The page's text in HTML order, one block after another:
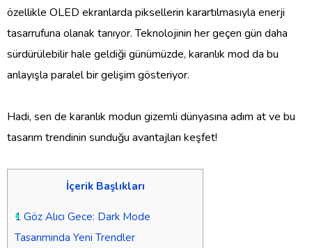
özellikle OLED ekranlarda piksellerin karartılmasıyla enerji
tasarrufuna olanak tanıyor. Teknolojinin her geçen gün daha
sürdürülebilir hale geldiği günümüzde, karanlık mod da bu
anlayışla paralel bir gelişim gösteriyor.
Hadi, sen de karanlık modun gizemli dünyasına adım at ve bu
tasarım trendinin sunduğu avantajları keşfet!
İçerik Başlıkları
1 Göz Alıcı Gece: Dark Mode
Tasarımında Yeni Trendler